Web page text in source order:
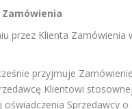
przez Klienta
przyjmuje
Klientowi
Sprzedawcy